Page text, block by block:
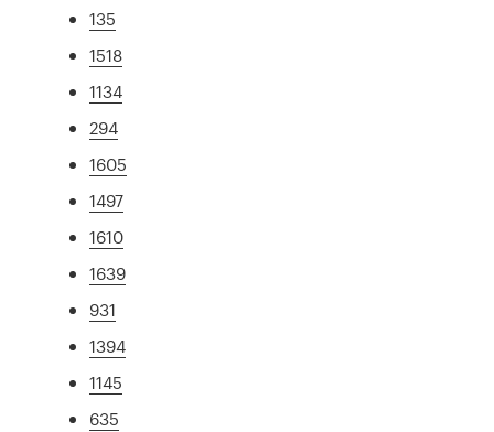
135
1518
1134
294
1605
1497
1610
1639
931
1394
1145
635